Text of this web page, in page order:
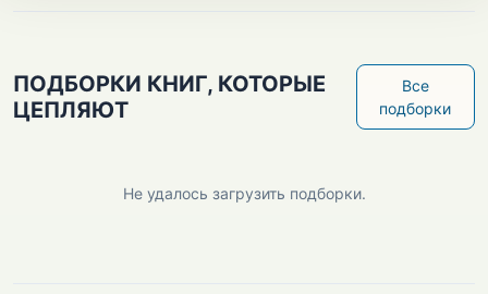
ПОДБОРКИ КНИГ, КОТОРЫЕ
ЦЕПЛЯЮТ
Все
подборки
Не удалось загрузить подборки.